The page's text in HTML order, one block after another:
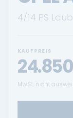
4/14 PS
KAUFPREIS
24.850
MwSt. nicht